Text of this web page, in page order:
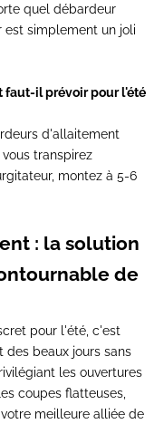
quel débardeur
est simplement un joli
faut-il prévoir pour l'été
d'allaitement
transpirez
montez à 5-6
: la solution
de
pour l'été, c'est
beaux jours sans
les ouvertures
coupes flatteuses,
meilleure alliée de